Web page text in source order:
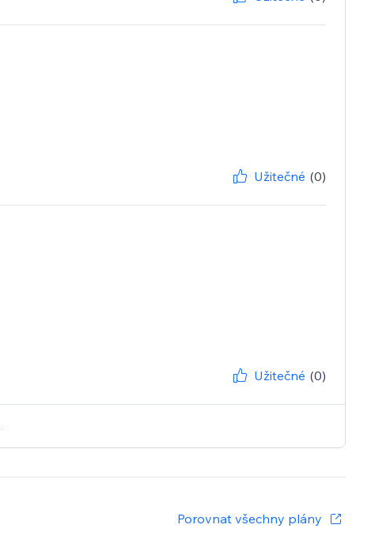
Užitečné (0)
Užitečné (0)
Porovnat všechny plány